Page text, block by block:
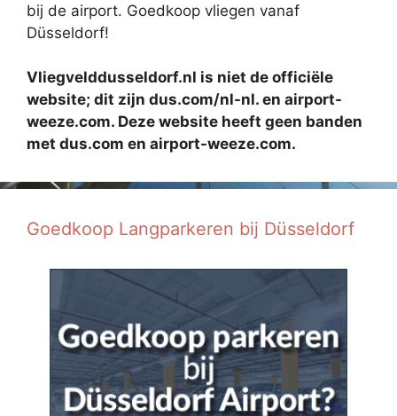
bij de airport. Goedkoop vliegen vanaf
Düsseldorf!
Vliegvelddusseldorf.nl is niet de officiële
website; dit zijn dus.com/nl-nl. en airport-
weeze.com. Deze website heeft geen banden
met dus.com en airport-weeze.com.
Goedkoop Langparkeren bij Düsseldorf